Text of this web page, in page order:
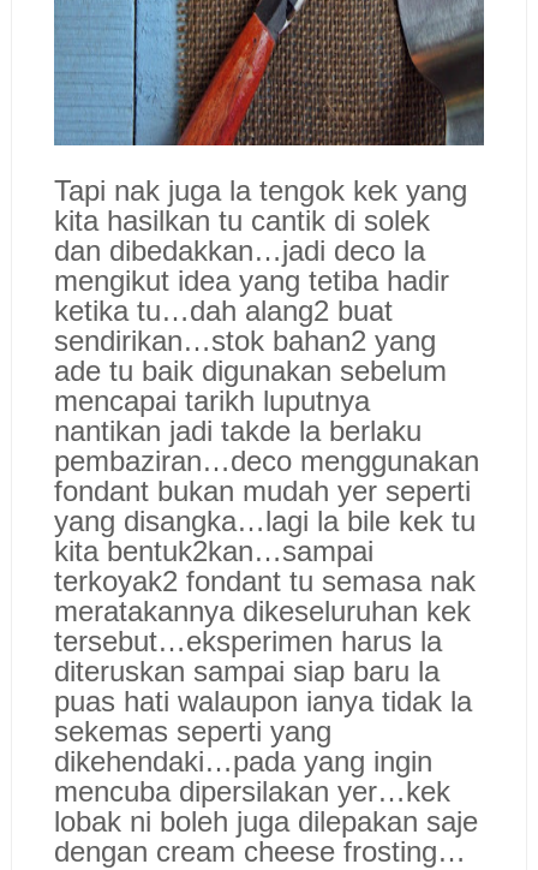
Tapi nak juga la tengok kek yang
kita hasilkan tu cantik di solek
dan dibedakkan…jadi deco la
mengikut idea yang tetiba hadir
ketika tu…dah alang2 buat
sendirikan…stok bahan2 yang
ade tu baik digunakan sebelum
mencapai tarikh luputnya
nantikan jadi takde la berlaku
pembaziran…deco menggunakan
fondant bukan mudah yer seperti
yang disangka…lagi la bile kek tu
kita bentuk2kan…sampai
terkoyak2 fondant tu semasa nak
meratakannya dikeseluruhan kek
tersebut…eksperimen harus la
diteruskan sampai siap baru la
puas hati walaupon ianya tidak la
sekemas seperti yang
dikehendaki…pada yang ingin
mencuba dipersilakan yer…kek
lobak ni boleh juga dilepakan saje
dengan cream cheese frosting…